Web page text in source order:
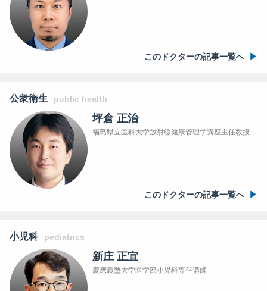
このドクターの記事一覧へ
公衆衛生 public health
坪倉 正治
福島県立医科大学放射線健康管理学講座主任教授
このドクターの記事一覧へ
小児科 pediatrics
新庄 正宜
慶應義塾大学医学部小児科専任講師